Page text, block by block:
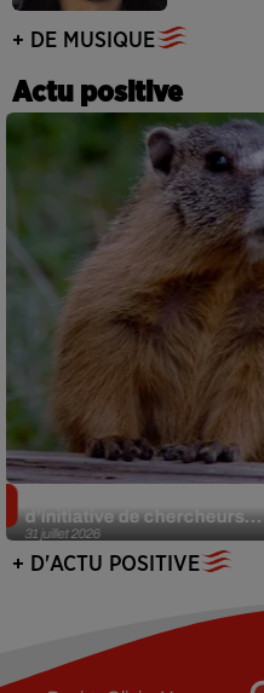
+ DE MUSIQUE
Actu positive
31 juillet 2026
d’initiative de chercheurs...
+ D'ACTU POSITIVE